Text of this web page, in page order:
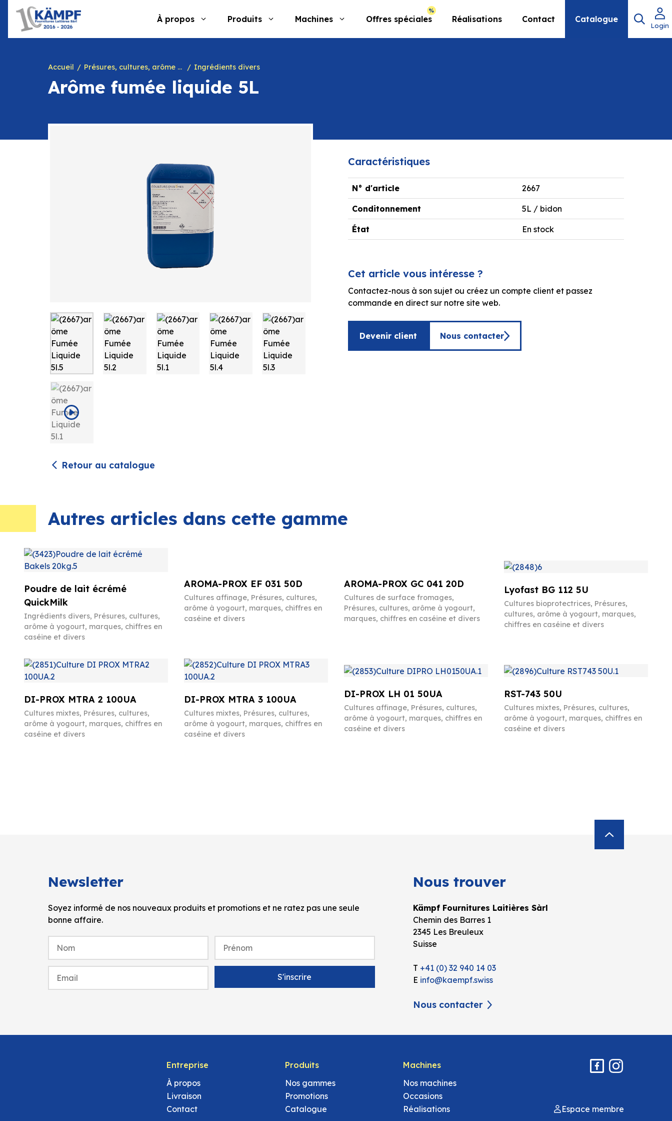
contenu
À propos Produits Machines Offres spéciales Réalisations Contact Catalogue
Login
Accueil Présures, cultures, arôme à yogourt, marques, chiffres en caséine et divers Ingrédients divers
Arôme fumée liquide 5L
Retour au catalogue
Caractéristiques
N° d'article 2667
Conditonnement 5L / bidon
État En stock
Cet article vous intéresse ?
Contactez-nous à son sujet ou créez un compte client et passez
commande en direct sur notre site web.
Devenir client Nous contacter
Autres articles dans cette gamme
Poudre de lait écrémé
QuickMilk
Ingrédients divers, Présures, cultures,
arôme à yogourt, marques, chiffres en
caséine et divers
AROMA-PROX EF 031 50D
Cultures affinage, Présures, cultures,
arôme à yogourt, marques, chiffres en
caséine et divers
AROMA-PROX GC 041 20D
Cultures de surface fromages,
Présures, cultures, arôme à yogourt,
marques, chiffres en caséine et divers
Lyofast BG 112 5U
Cultures bioprotectrices, Présures,
cultures, arôme à yogourt, marques,
chiffres en caséine et divers
DI-PROX MTRA 2 100UA
Cultures mixtes, Présures, cultures,
arôme à yogourt, marques, chiffres en
caséine et divers
DI-PROX MTRA 3 100UA
Cultures mixtes, Présures, cultures,
arôme à yogourt, marques, chiffres en
caséine et divers
DI-PROX LH 01 50UA
Cultures affinage, Présures, cultures,
arôme à yogourt, marques, chiffres en
caséine et divers
RST-743 50U
Cultures mixtes, Présures, cultures,
arôme à yogourt, marques, chiffres en
caséine et divers
Newsletter
Soyez informé de nos nouveaux produits et promotions et ne ratez pas une seule
bonne affaire.
Nous trouver
Kämpf Fournitures Laitières Sàrl
Chemin des Barres 1
2345 Les Breuleux
Suisse
T +41 (0) 32 940 14 03
E info@kaempf.swiss
Nous contacter
Entreprise
À propos
Livraison
Contact
Produits
Nos gammes
Promotions
Catalogue
Machines
Nos machines
Occasions
Réalisations
Espace membre